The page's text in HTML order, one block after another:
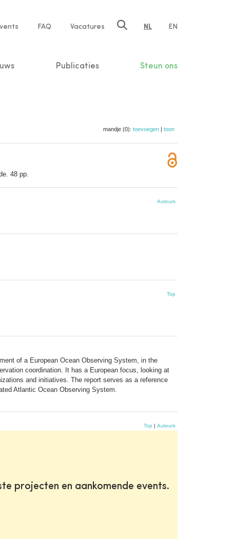
FAQ Vacatures NL EN
Publicaties Steun ons
mandje (0): toevoegen | toon
48 pp.
Auteurs
Top
of a European Ocean Observing System, in the
coordination. It has a European focus, looking at
and initiatives. The report serves as a reference
Atlantic Ocean Observing System.
Top | Auteurs
projecten en aankomende events.